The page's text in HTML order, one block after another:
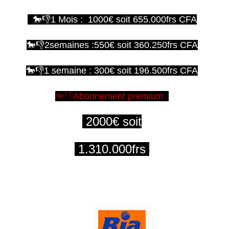
🐎👎1 Mois : 1000€ soit 655.000frs CFA
🐎👎2semaines :550€ soit 360.250frs CFA
🐎👎1 semaine : 300€ soit 196.500frs CFA
🐎👎Abonnement premium :
2000€ soit
1.310.000frs